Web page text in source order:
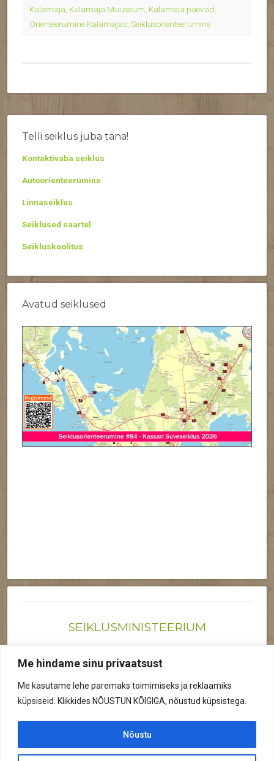
Me hindame sinu privaatsust
Me kasutame lehe paremaks toimimiseks ja reklaamiks
küpsiseid. Klikkides NÕUSTUN KÕIGIGA, nõustud küpsistega.
Nõustu
Kalamaja Kalamaja Muuseum Kalamaja päevad
Orienteerumine Kalamajas Seiklusorienteerumine
Telli seiklus juba täna!
Kontaktivaba seiklus
Autoorienteerumine
Linnaseiklus
Seiklused saartel
Seikluskoolitus
Avatud seiklused
SEIKLUSMINISTEERIUM
Reg nr: 12041719